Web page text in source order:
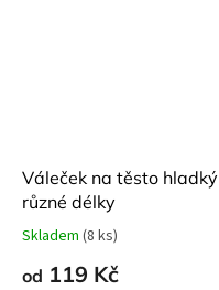
Váleček na těsto hladký
různé délky
Průměrné
produktu
Skladem (8 ks)
od 119 Kč